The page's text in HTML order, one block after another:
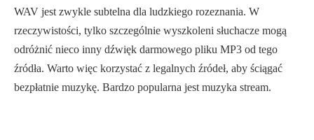
WAV jest zwykle subtelna dla ludzkiego rozeznania. W
rzeczywistości, tylko szczególnie wyszkoleni słuchacze mogą
odróżnić nieco inny dźwięk darmowego pliku MP3 od tego
źródła. Warto więc korzystać z legalnych źródeł, aby ściągać
bezpłatnie muzykę. Bardzo popularna jest muzyka stream.